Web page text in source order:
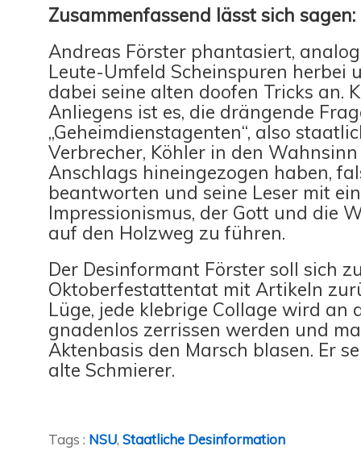
Zusammenfassend lässt sich sagen:
Andreas Förster phantasiert,
Leute-Umfeld Scheinspuren herbei
dabei seine alten doofen Tricks an.
Anliegens ist es, die drängende
„Geheimdienstagenten“, also
Verbrecher, Köhler in den
Anschlags hineingezogen haben,
beantworten und seine Leser mit
Impressionismus, der Gott und die
auf den Holzweg zu führen.
Der Desinformant Förster soll sich
Oktoberfestattentat mit Artikeln
Lüge, jede klebrige Collage wird an
gnadenlos zerrissen werden und
Aktenbasis den Marsch blasen. Er
alte Schmierer.
Tags : NSU, Staatliche Desinformation